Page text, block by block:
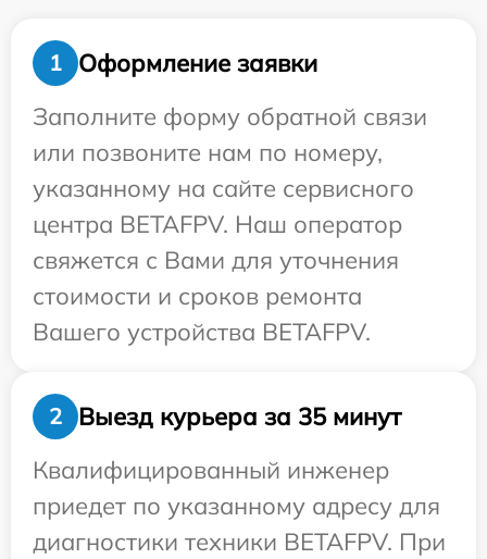
1
Оформление заявки
Заполните форму обратной связи
или позвоните нам по номеру,
указанному на сайте сервисного
центра BETAFPV. Наш оператор
свяжется с Вами для уточнения
стоимости и сроков ремонта
Вашего устройства BETAFPV.
2
Выезд курьера за 35 минут
Квалифицированный инженер
приедет по указанному адресу для
диагностики техники BETAFPV. При